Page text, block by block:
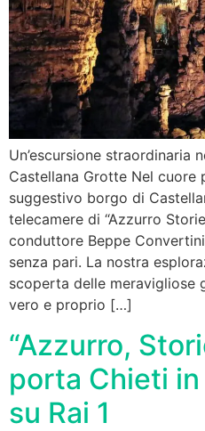
Un’escursione straordinaria
Castellana Grotte Nel cuore
suggestivo borgo di
telecamere di “Azzurro
conduttore Beppe
senza pari. La nostra
scoperta delle meravigliose
vero e proprio […]
“Azzurro,
porta Chieti
su Rai 1